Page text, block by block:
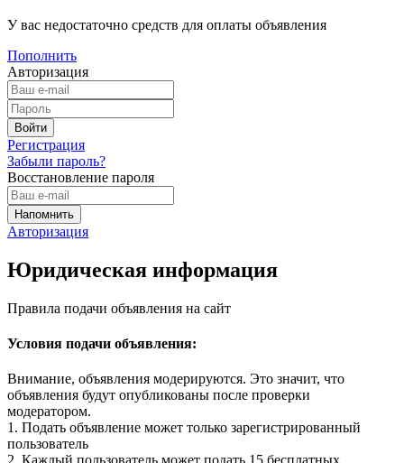
У вас недостаточно средств для оплаты объявления
Пополнить
Авторизация
Регистрация
Забыли пароль?
Восстановление пароля
Авторизация
Юридическая информация
Правила подачи объявления на сайт
Условия подачи объявления:
Внимание, объявления модерируются. Это значит, что
объявления будут опубликованы после проверки
модератором.
1. Подать объявление может только зарегистрированный
пользователь